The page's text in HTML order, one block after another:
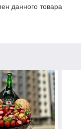
данного товара